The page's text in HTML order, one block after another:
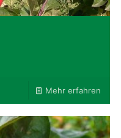
Mehr erfahren